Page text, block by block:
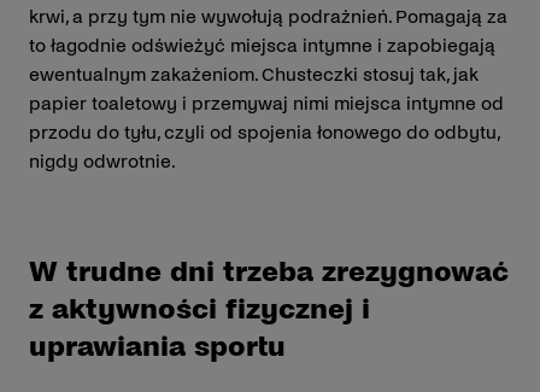
krwi, a przy tym nie wywołują podrażnień. Pomagają za
to łagodnie odświeżyć miejsca intymne i zapobiegają
ewentualnym zakażeniom. Chusteczki stosuj tak, jak
papier toaletowy i przemywaj nimi miejsca intymne od
przodu do tyłu, czyli od spojenia łonowego do odbytu,
nigdy odwrotnie.
W trudne dni trzeba zrezygnować
z aktywności fizycznej i
uprawiania sportu